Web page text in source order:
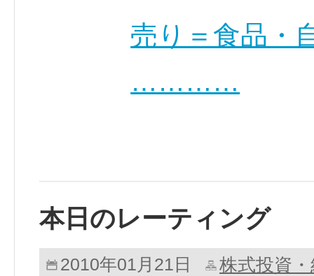
売り＝食品・
…………
本日のレーティング
2010年01月21日 株式投資